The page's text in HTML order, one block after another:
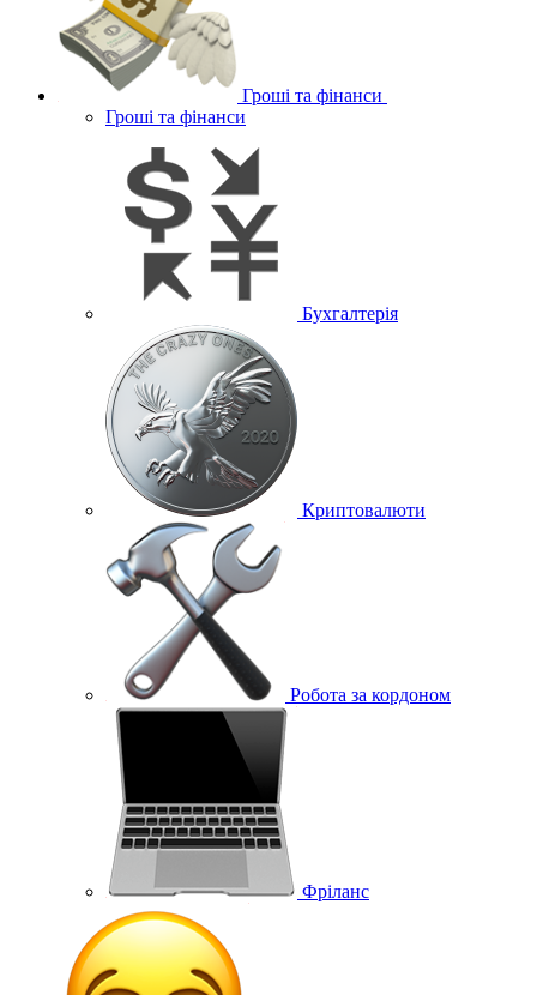
Гроші та фінанси
Гроші та фінанси
Бухгалтерія
Криптовалюти
Робота за кордоном
Фріланс